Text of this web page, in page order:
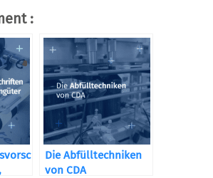
:
Die Abfülltechniken
von CDA